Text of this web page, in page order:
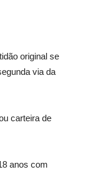
original se
via da
carteira de
anos com